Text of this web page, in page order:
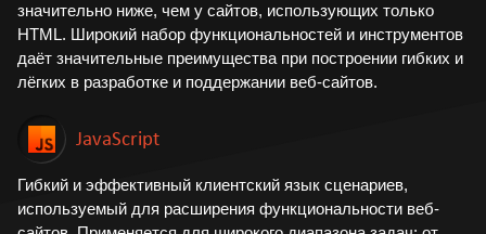
значительно ниже, чем у сайтов, использующих только
HTML. Широкий набор функциональностей и инструментов
даёт значительные преимущества при построении гибких и
лёгких в разработке и поддержании веб-сайтов.
JavaScript
Гибкий и эффективный клиентский язык сценариев,
используемый для расширения функциональности веб-